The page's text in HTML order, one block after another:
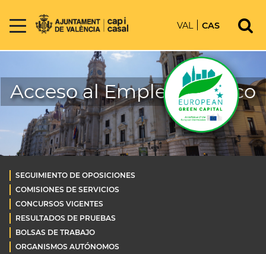
VAL CAS
Acceso al Empleo Público
SEGUIMIENTO DE OPOSICIONES
COMISIONES DE SERVICIOS
CONCURSOS VIGENTES
RESULTADOS DE PRUEBAS
BOLSAS DE TRABAJO
ORGANISMOS AUTÓNOMOS